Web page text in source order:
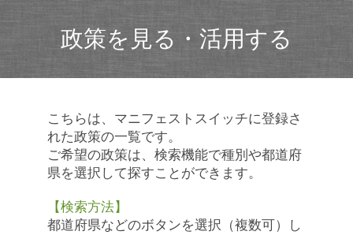
政策を見る・活用する
こちらは、マニフェストスイッチに登録さ
れた政策の一覧です。
ご希望の政策は、検索機能で種別や都道府
県を選択して探すことができます。
【検索方法】
都道府県などのボタンを選択（複数可）し